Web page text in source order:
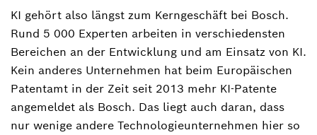
KI gehört also längst zum Kerngeschäft bei Bosch.
Rund 5 000 Experten arbeiten in verschiedensten
Bereichen an der Entwicklung und am Einsatz von KI.
Kein anderes Unternehmen hat beim Europäischen
Patentamt in der Zeit seit 2013 mehr KI-Patente
angemeldet als Bosch. Das liegt auch daran, dass
nur wenige andere Technologieunternehmen hier so